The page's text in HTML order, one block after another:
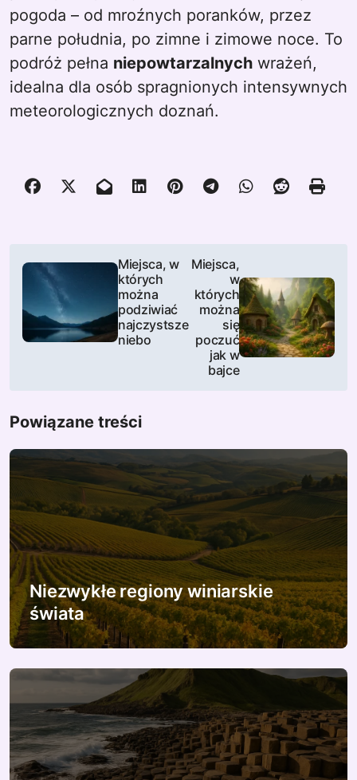
pogoda – od mroźnych poranków, przez
parne południa, po zimne i zimowe noce. To
podróż pełna niepowtarzalnych wrażeń,
idealna dla osób spragnionych intensywnych
meteorologicznych doznań.
N
w
a
c
a
w
p
i
s
u
Miejsca, w
których
można
podziwiać
najczystsze
niebo
Miejsca,
w
których
można
się
poczuć
jak w
bajce
Powiązane treści
Niezwykłe regiony winiarskie
świata